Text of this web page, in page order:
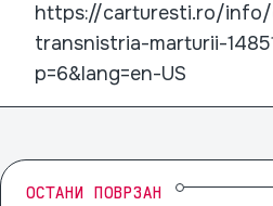
https://carturesti.ro/
transnistria-marturii-
p=6&lang=en-US
ОСТАНИ ПОВРЗАН